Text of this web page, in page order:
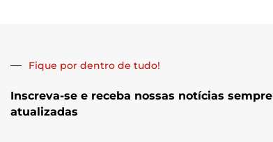
Fique por dentro de tudo!
Inscreva-se e receba nossas notícias sempre
atualizadas